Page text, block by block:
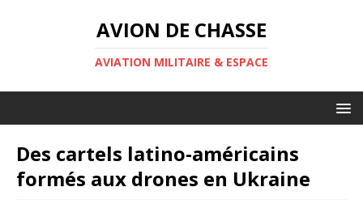
AVION DE CHASSE
AVIATION MILITAIRE & ESPACE
Des cartels latino-américains
formés aux drones en Ukraine